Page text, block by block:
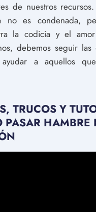
de nuestros
no es condenada,
la codicia y el
debemos seguir las
a aquellos
TRUCOS Y
PASAR HAMBRE